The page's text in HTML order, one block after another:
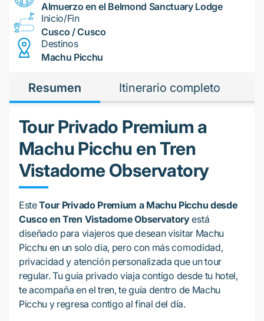
Almuerzo en el Belmond Sanctuary Lodge
Inicio/Fin
Cusco / Cusco
Destinos
Machu Picchu
Resumen Itinerario completo
Tour Privado Premium a
Machu Picchu en Tren
Vistadome Observatory
EsteTour Privado Premium a Machu Picchu desde
Cusco en Tren Vistadome Observatoryestá
diseñado para viajeros que desean visitar Machu
Picchu en un solo día, pero con más comodidad,
privacidad y atención personalizada que un tour
regular. Tu guía privado viaja contigo desde tu hotel,
te acompaña en el tren, te guía dentro de Machu
Picchu y regresa contigo al final del día.